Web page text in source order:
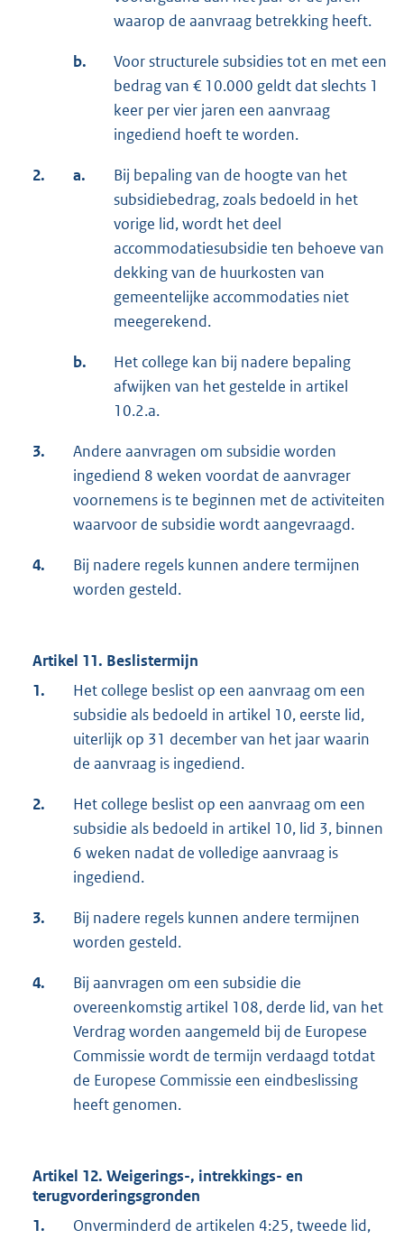
waarop de aanvraag betrekking heeft.
b.
Voor structurele subsidies tot en met een
bedrag van € 10.000 geldt dat slechts 1
keer per vier jaren een aanvraag
ingediend hoeft te worden.
2. a.
Bij bepaling van de hoogte van het
subsidiebedrag, zoals bedoeld in het
vorige lid, wordt het deel
accommodatiesubsidie ten behoeve van
dekking van de huurkosten van
gemeentelijke accommodaties niet
meegerekend.
b.
Het college kan bij nadere bepaling
afwijken van het gestelde in artikel
10.2.a.
3.
Andere aanvragen om subsidie worden
ingediend 8 weken voordat de aanvrager
voornemens is te beginnen met de activiteiten
waarvoor de subsidie wordt aangevraagd.
4.
Bij nadere regels kunnen andere termijnen
worden gesteld.
Artikel 11. Beslistermijn
1.
Het college beslist op een aanvraag om een
subsidie als bedoeld in artikel 10, eerste lid,
uiterlijk op 31 december van het jaar waarin
de aanvraag is ingediend.
2.
Het college beslist op een aanvraag om een
subsidie als bedoeld in artikel 10, lid 3, binnen
6 weken nadat de volledige aanvraag is
ingediend.
3.
Bij nadere regels kunnen andere termijnen
worden gesteld.
4.
Bij aanvragen om een subsidie die
overeenkomstig artikel 108, derde lid, van het
Verdrag worden aangemeld bij de Europese
Commissie wordt de termijn verdaagd totdat
de Europese Commissie een eindbeslissing
heeft genomen.
Artikel 12. Weigerings-, intrekkings- en
terugvorderingsgronden
1.
Onverminderd de artikelen 4:25, tweede lid,